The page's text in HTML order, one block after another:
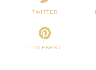
TWITTER
PINTEREST